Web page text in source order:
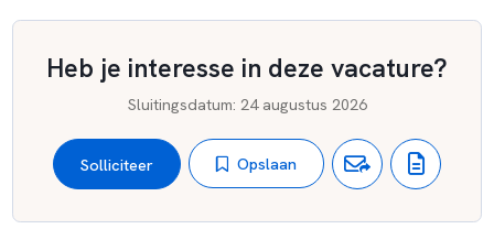
Heb je interesse in deze vacature?
Sluitingsdatum: 24 augustus 2026
Solliciteer Opslaan